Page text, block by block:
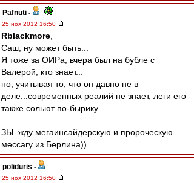
Pafnuti -
25 ноя 2012 16:50
Rblackmore
Саш, ну может быть...
Я тоже за ОИРа, вчера был на бубле с
Валерой, кто знает...
но, учитывая то, что он давно не в
деле...современных реалий не знает, леги его
также сольют по-бырику.
ЗЫ. жду мегаинсайдерскую и пророческую
мессагу из Берлина))
poliduris -
25 ноя 2012 16:50